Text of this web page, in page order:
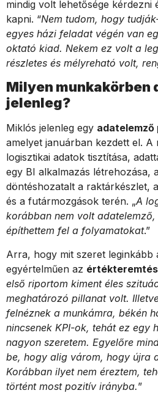
mindig volt lehetősége kérdezni
kapni. “Nem tudom, hogy
egyes házi feladat végén van
oktató kiad. Nekem ez volt a
részletes és mélyreható volt,
Milyen munkakörben
jelenleg?
Miklós jelenleg egy adatelemző
amelyet januárban kezdett el.
logisztikai adatok tisztítása,
egy BI alkalmazás létrehozása,
döntéshozatalt a raktárkészlet,
és a futármozgások terén. „A
korábban nem volt
építhettem fel a folyamatokat.”
Arra, hogy mit szeret leginkább
egyértelműen az
első riportom kiment éles
meghatározó pillanat volt.
felnéznek a munkámra, békén
nincsenek KPI-ok, tehát ez egy
nagyon szeretem. Egyelőre
be, hogy alig várom, hogy újra
Korábban ilyet nem éreztem,
történt most pozitív irányba.”